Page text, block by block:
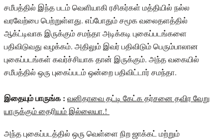
சமீபத்தில் இந்த படம் வெளியாகி ரசிகர்கள் மத்தியில் நல்ல
வரவேற்பை பெற்றுள்ளது. எப்போதும் சமூக வலைதளத்தில்
ஆக்ட்டிவாக இருக்கும் சமந்தா அடிக்கடி புகைப்படங்களை
பதிவிடுவது வழக்கம். அதிலும் இவர் பதிவிடும் பெரும்பாலான
புகைப்படங்கள் கவர்ச்சியாக தான் இருக்கும். அந்த வகையில்
சமீபத்தில் ஒரு புகைப்படம் ஒன்றை பதிவிட்டார் சமந்தா.
இதையும் பாருங்க : வனிதாவை தட்டி கேட்க தர்சனை தவிர வேறு
யாருக்கும் தைரியம் இல்லையா.!
அந்த புகைப்படத்தில் ஒரு வெள்ளை நிற ஜாக்கட் மற்றும்